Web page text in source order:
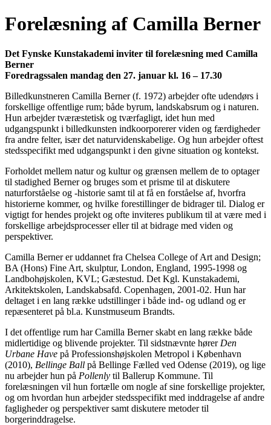
Forelæsning af Camilla Berner
Det Fynske Kunstakademi inviter til forelæsning med Camilla
Berner
Foredragssalen mandag den 27. januar kl. 16 – 17.30
Billedkunstneren Camilla Berner (f. 1972) arbejder ofte udendørs i
forskellige offentlige rum; både byrum, landskabsrum og i naturen.
Hun arbejder tværæstetisk og tværfagligt, idet hun med
udgangspunkt i billedkunsten indkoorporerer viden og færdigheder
fra andre felter, især det naturvidenskabelige. Og hun arbejder oftest
stedsspecifikt med udgangspunkt i den givne situation og kontekst.
Forholdet mellem natur og kultur og grænsen mellem de to optager
til stadighed Berner og bruges som et prisme til at diskutere
naturforståelse og -historie samt til at få en forståelse af, hvorfra
historierne kommer, og hvilke forestillinger de bidrager til. Dialog er
vigtigt for hendes projekt og ofte inviteres publikum til at være med i
forskellige arbejdsprocesser eller til at bidrage med viden og
perspektiver.
Camilla Berner er uddannet fra Chelsea College of Art and Design;
BA (Hons) Fine Art, skulptur, London, England, 1995-1998 og
Landbohøjskolen, KVL; Gæstestud. Det Kgl. Kunstakademi,
Arkitektskolen, Landskabsafd. Copenhagen, 2001-02. Hun har
deltaget i en lang række udstillinger i både ind- og udland og er
repæsenteret på bl.a. Kunstmuseum Brandts.
I det offentlige rum har Camilla Berner skabt en lang række både
midlertidige og blivende projekter. Til sidstnævnte hører Den
Urbane Have på Professionshøjskolen Metropol i København
(2010), Bellinge Ball på Bellinge Fælled ved Odense (2019), og lige
nu arbejder hun på Pollenly til Ballerup Kommune. Til
forelæsningen vil hun fortælle om nogle af sine forskellige projekter,
og om hvordan hun arbejder stedsspecifikt med inddragelse af andre
fagligheder og perspektiver samt diskutere metoder til
borgerinddragelse.